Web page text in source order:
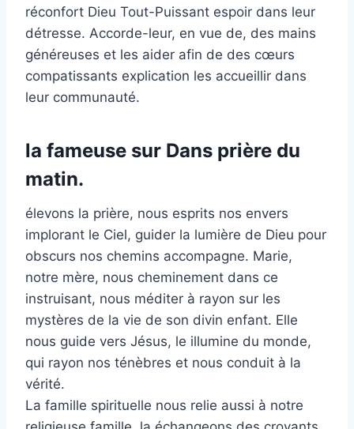
réconfort Dieu Tout-Puissant espoir dans leur
détresse. Accorde-leur, en vue de, des mains
généreuses et les aider afin de des cœurs
compatissants explication les accueillir dans
leur communauté.
la fameuse sur Dans prière du
matin.
élevons la prière, nous esprits nos envers
implorant le Ciel, guider la lumière de Dieu pour
obscurs nos chemins accompagne. Marie,
notre mère, nous cheminement dans ce
instruisant, nous méditer à rayon sur les
mystères de la vie de son divin enfant. Elle
nous guide vers Jésus, le illumine du monde,
qui rayon nos ténèbres et nous conduit à la
vérité.
La famille spirituelle nous relie aussi à notre